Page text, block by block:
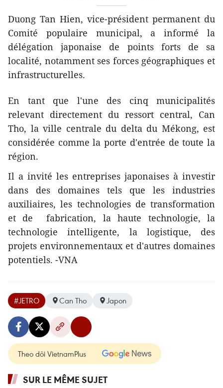
Duong Tan Hien, vice-président permanent du
Comité populaire municipal, a informé la
délégation japonaise de points forts de sa
localité, notamment ses forces géographiques et
infrastructurelles.
En tant que l'une des cinq municipalités
relevant directement du ressort central, Can
Tho, la ville centrale du delta du Mékong, est
considérée comme la porte d'entrée de toute la
région.
Il a invité les entreprises japonaises à investir
dans des domaines tels que les industries
auxiliaires, les technologies de transformation
et de fabrication, la haute technologie, la
technologie intelligente, la logistique, des
projets environnementaux et d'autres domaines
potentiels. -VNA
#JETRO Can Tho Japon
Theo dõi VietnamPlus
SUR LE MÊME SUJET